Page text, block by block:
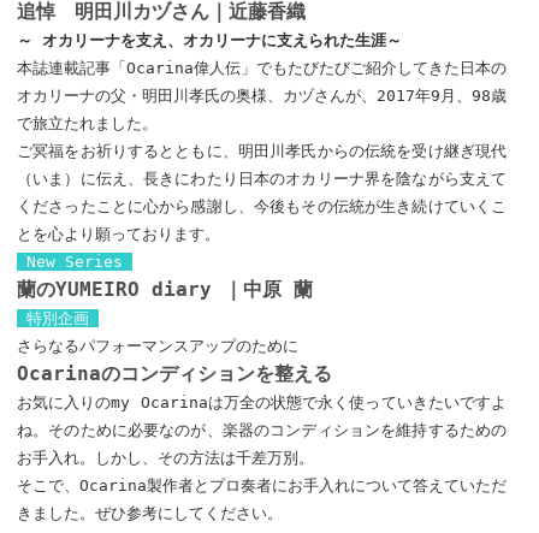
追悼 明田川カヅさん｜近藤香織
～ オカリーナを支え、オカリーナに支えられた生涯～
本誌連載記事「Ocarina偉人伝」でもたびたびご紹介してきた日本の
オカリーナの父・明田川孝氏の奥様、カヅさんが、2017年9月、98歳
で旅立たれました。
ご冥福をお祈りするとともに、明田川孝氏からの伝統を受け継ぎ現代
（いま）に伝え、長きにわたり日本のオカリーナ界を陰ながら支えて
くださったことに心から感謝し、今後もその伝統が生き続けていくこ
とを心より願っております。
New Series
蘭のYUMEIRO diary ｜中原 蘭
特別企画
さらなるパフォーマンスアップのために
Ocarinaのコンディションを整える
お気に入りのmy Ocarinaは万全の状態で永く使っていきたいですよ
ね。そのために必要なのが、楽器のコンディションを維持するための
お手入れ。しかし、その方法は千差万別。
そこで、Ocarina製作者とプロ奏者にお手入れについて答えていただ
きました。ぜひ参考にしてください。